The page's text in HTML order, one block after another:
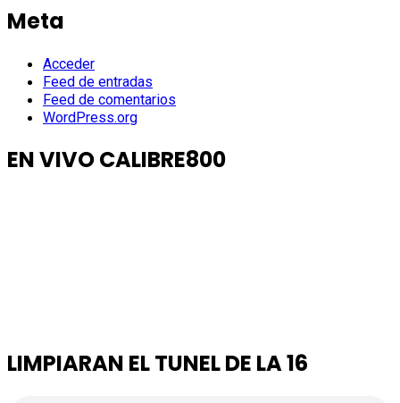
Meta
Acceder
Feed de entradas
Feed de comentarios
WordPress.org
EN VIVO CALIBRE800
LIMPIARAN EL TUNEL DE LA 16